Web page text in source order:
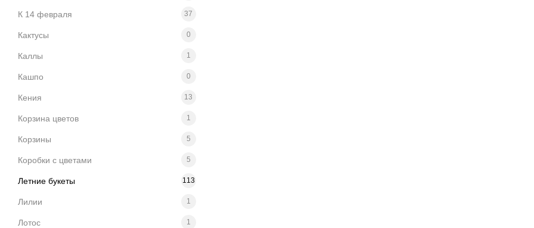
К 14 февраля 37
Кактусы 0
Каллы 1
Кашпо 0
Кения 13
Корзина цветов 1
Корзины 5
Коробки с цветами 5
Летние букеты 113
Лилии 1
Лотос 1